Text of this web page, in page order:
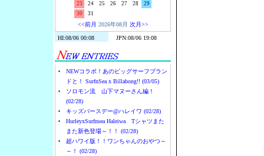
23
24 25 26 27 28
29
30
31
<<前月 2026年08月 次月>>
NEWコラボ！あのビッグサーフブラン
ドと！ SurfnSea x Billabong!! (03/05)
ソロモン流 山下マヌーさん編！
(02/28)
キッズバースデー@ハレイワ (02/28)
HurleyxSurfnsea Haleiwa Tシャツまた
また新色登場～！！ (02/28)
超ハワイ版！！ワンちゃんのおやつ～
～！ (02/28)